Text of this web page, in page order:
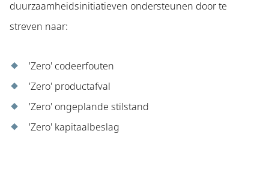
duurzaamheidsinitiatieven ondersteunen door te
streven naar:
'Zero' codeerfouten
'Zero' productafval
'Zero' ongeplande stilstand
'Zero' kapitaalbeslag